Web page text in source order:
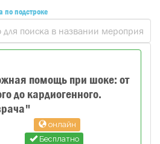
n
по подстроке
помощь при шоке: от
до кардиогенного.
онлайн
Бесплатно